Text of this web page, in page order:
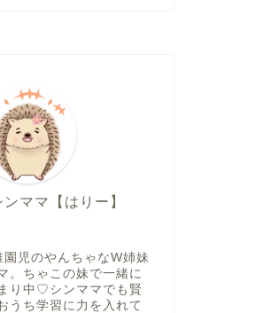
ママ【はりー】
児のやんちゃなW姉妹
。ちゃこの妹で一緒に
り中♡シンママでも賢
うち学習に力を入れて